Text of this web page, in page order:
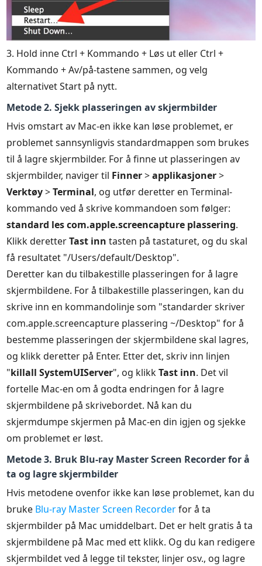
3. Hold inne Ctrl + Kommando + Løs ut eller Ctrl +
Kommando + Av/på-tastene sammen, og velg
alternativet Start på nytt.
Metode 2. Sjekk plasseringen av skjermbilder
Hvis omstart av Mac-en ikke kan løse problemet, er
problemet sannsynligvis standardmappen som brukes
til å lagre skjermbilder. For å finne ut plasseringen av
skjermbilder, naviger til Finner>applikasjoner>
Verktøy>Terminal, og utfør deretter en Terminal-
kommando ved å skrive kommandoen som følger:
standard les com.apple.screencapture plassering.
Klikk deretterTast inn tasten på tastaturet, og du skal
få resultatet "/Users/default/Desktop".
Deretter kan du tilbakestille plasseringen for å lagre
skjermbildene. For å tilbakestille plasseringen, kan du
skrive inn en kommandolinje som "standarder skriver
com.apple.screencapture plassering ~/Desktop" for å
bestemme plasseringen der skjermbildene skal lagres,
og klikk deretter på Enter. Etter det, skriv inn linjen
"killall SystemUIServer", og klikkTast inn. Det vil
fortelle Mac-en om å godta endringen for å lagre
skjermbildene på skrivebordet. Nå kan du
skjermdumpe skjermen på Mac-en din igjen og sjekke
om problemet er løst.
Metode 3. Bruk Blu-ray Master Screen Recorder for å
ta og lagre skjermbilder
Hvis metodene ovenfor ikke kan løse problemet, kan du
bruke Blu-ray Master Screen Recorderfor å ta
skjermbilder på Mac umiddelbart. Det er helt gratis å ta
skjermbildene på Mac med ett klikk. Og du kan redigere
skjermbildet ved å legge til tekster, linjer osv., og lagre